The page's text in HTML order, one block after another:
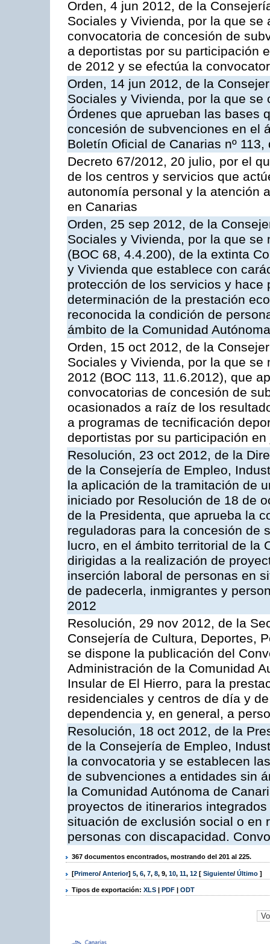
Orden, 4 jun 2012, de la
Sociales y Vivienda, por la que
convocatoria de concesión de
a deportistas por su participación
de 2012 y se efectúa la
Orden, 14 jun 2012, de la
Sociales y Vivienda, por la que
Órdenes que aprueban las bases
concesión de subvenciones en el
Boletín Oficial de Canarias nº
Decreto 67/2012, 20 julio, por el
de los centros y servicios que
autonomía personal y la atención
en Canarias
Orden, 25 sep 2012, de la
Sociales y Vivienda, por la que
(BOC 68, 4.4.200), de la extinta
y Vivienda que establece con
protección de los servicios y hace
determinación de la prestación
reconocida la condición de
ámbito de la Comunidad
Orden, 15 oct 2012, de la
Sociales y Vivienda, por la que
2012 (BOC 113, 11.6.2012), que
convocatorias de concesión de
ocasionados a raíz de los
a programas de tecnificación
deportistas por su participación
Resolución, 23 oct 2012, de la
de la Consejería de Empleo,
la aplicación de la tramitación de
iniciado por Resolución de 18 de
de la Presidenta, que aprueba la
reguladoras para la concesión de
lucro, en el ámbito territorial de la
dirigidas a la realización de
inserción laboral de personas en
de padecerla, inmigrantes y
2012
Resolución, 29 nov 2012, de la
Consejería de Cultura, Deportes,
se dispone la publicación del
Administración de la Comunidad
Insular de El Hierro, para la
residenciales y centros de día y
dependencia y, en general, a
Resolución, 18 oct 2012, de la
de la Consejería de Empleo,
la convocatoria y se establecen
de subvenciones a entidades sin
la Comunidad Autónoma de
proyectos de itinerarios
situación de exclusión social o en
personas con discapacidad.
367 documentos encontrados, mostrando del 201 al 225.
[Primero/ Anterior] 5, 6, 7, 8, 9, 10, 11, 12 [ Siguiente/ Último ]
Tipos de exportación: XLS | PDF | ODT